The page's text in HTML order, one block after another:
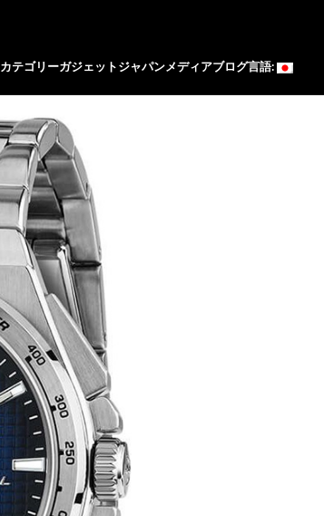
カテゴリーガジェットジャパンメディアブログ言語: